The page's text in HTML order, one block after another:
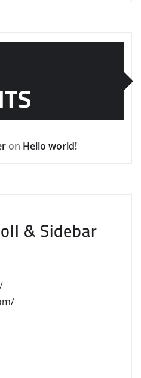
on Hello world!
& Sidebar